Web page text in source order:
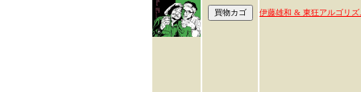
伊藤雄和 & 東狂アルゴリズ